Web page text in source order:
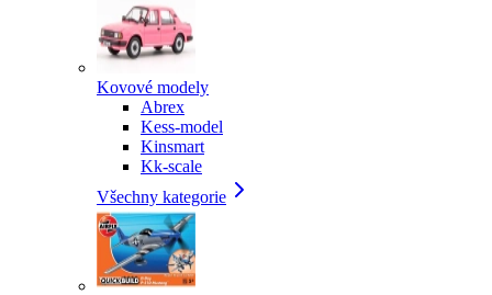
Kovové modely
Abrex
Kess-model
Kinsmart
Kk-scale
Všechny kategorie